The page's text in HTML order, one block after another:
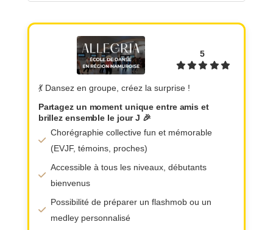
💃 Dansez en groupe, créez la surprise !
Partagez un moment unique entre amis et
brillez ensemble le jour J 🎉
Chorégraphie collective fun et mémorable
(EVJF, témoins, proches)
Accessible à tous les niveaux, débutants
bienvenus
Possibilité de préparer un flashmob ou un
medley personnalisé
5